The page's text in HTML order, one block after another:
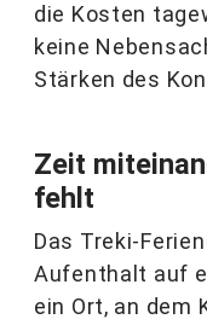
die Kosten
keine
Stärken des
Zeit
fehlt
Das Treki-
Aufenthalt auf
ein Ort, an dem